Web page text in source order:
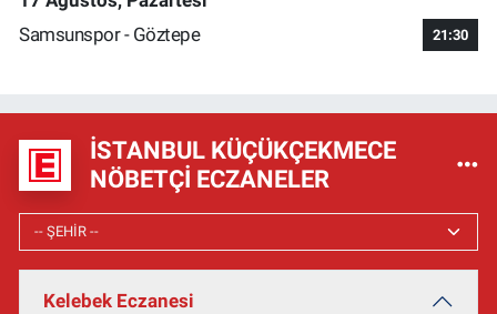
Samsunspor - Göztepe
21:30
İSTANBUL KÜÇÜKÇEKMECE
NÖBETÇI ECZANELER
Kelebek Eczanesi